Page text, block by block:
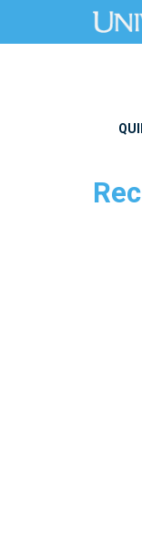
Pasar al contenido